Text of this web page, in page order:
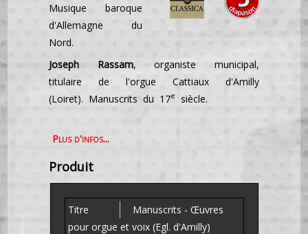
Musique baroque
d'Allemagne du
Nord.
Joseph Rassam, organiste municipal,
titulaire de l'orgue Cattiaux d'Amilly
(Loiret). Manuscrits du 17e siècle.
Plus d'infos...
Produit
Manuscrits - Œuvres
pour orgue et voix (Egl. d'Amilly)